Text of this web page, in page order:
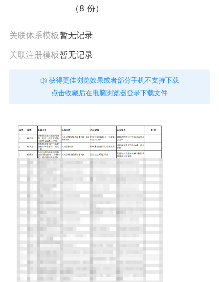
（8 份）
关联体系模板暂无记录
关联注册模板暂无记录
获得更佳浏览效果或者部分手机不支持下载
点击收藏后在电脑浏览器登录下载文件